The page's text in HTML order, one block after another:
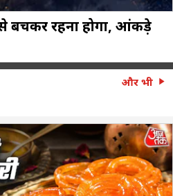
से बचकर रहना होगा, आंकड़े
और भी